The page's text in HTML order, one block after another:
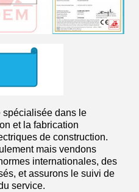
spécialisée dans le
et la fabrication
de construction.
mais vendons
internationales, des
et assurons le suivi de
service.